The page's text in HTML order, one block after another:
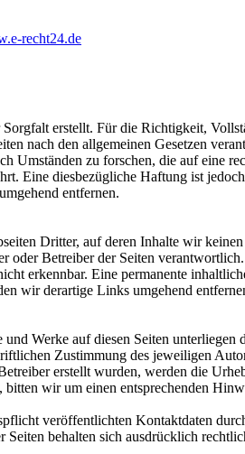
recht24.de
erstellt. Für die Richtigkeit,
nach den allgemeinen Gesetzen
Umständen zu forschen, die auf eine
Eine diesbezügliche Haftung ist
entfernen.
Dritter, auf deren Inhalte wir
oder Betreiber der Seiten
erkennbar. Eine permanente
wir derartige Links umgehend
Werke auf diesen Seiten
Zustimmung des jeweiligen
erstellt wurden, werden die
wir um einen entsprechenden
veröffentlichten Kontaktdaten
behalten sich ausdrücklich